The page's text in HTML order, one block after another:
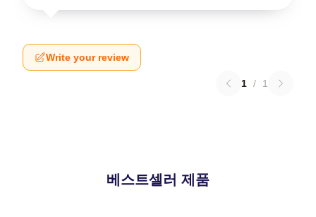
Write your review
1 / 1
베스트셀러 제품